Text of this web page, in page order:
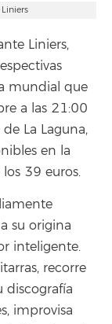
Liniers,
mundial que
a las 21:00
La Laguna,
en la
39 euros.
su origina
inteligente.
recorre
discografía
improvisa